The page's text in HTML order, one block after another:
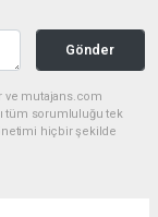
Gönder
ve mutajans.com
tüm sorumluluğu tek
hiçbir şekilde